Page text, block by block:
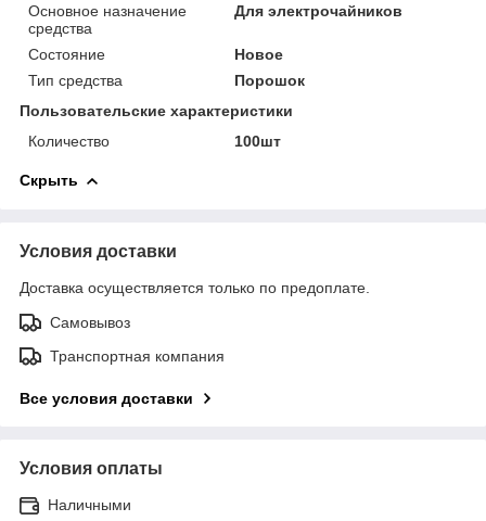
Основное назначение
средства
Для электрочайников
Состояние
Новое
Тип средства
Порошок
Пользовательские характеристики
Количество
100шт
Скрыть
Условия доставки
Доставка осуществляется только по предоплате.
Самовывоз
Транспортная компания
Все условия доставки
Условия оплаты
Наличными